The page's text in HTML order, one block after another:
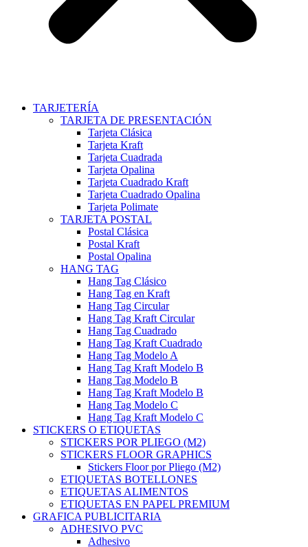
TARJETERÍA
TARJETA DE PRESENTACIÓN
Tarjeta Clásica
Tarjeta Kraft
Tarjeta Cuadrada
Tarjeta Opalina
Tarjeta Cuadrado Kraft
Tarjeta Cuadrado Opalina
Tarjeta Polimate
TARJETA POSTAL
Postal Clásica
Postal Kraft
Postal Opalina
HANG TAG
Hang Tag Clásico
Hang Tag en Kraft
Hang Tag Circular
Hang Tag Kraft Circular
Hang Tag Cuadrado
Hang Tag Kraft Cuadrado
Hang Tag Modelo A
Hang Tag Kraft Modelo B
Hang Tag Modelo B
Hang Tag Kraft Modelo B
Hang Tag Modelo C
Hang Tag Kraft Modelo C
STICKERS O ETIQUETAS
STICKERS POR PLIEGO (M2)
STICKERS FLOOR GRAPHICS
Stickers Floor por Pliego (M2)
ETIQUETAS BOTELLONES
ETIQUETAS ALIMENTOS
ETIQUETAS EN PAPEL PREMIUM
GRAFICA PUBLICITARIA
ADHESIVO PVC
Adhesivo